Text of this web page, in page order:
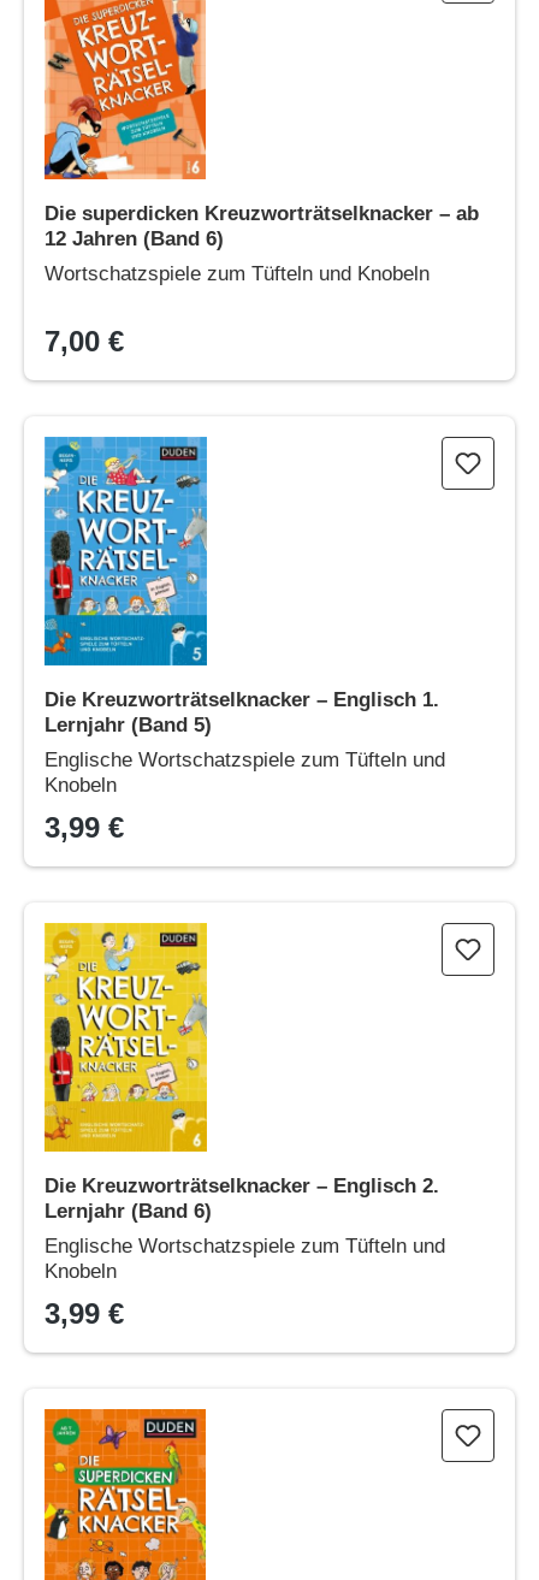
Die superdicken Kreuzworträtselknacker – ab
12 Jahren (Band 6)
Wortschatzspiele zum Tüfteln und Knobeln
7,00 €
Die Kreuzworträtselknacker – Englisch 1. Lernjahr (Band 5)
Die Kreuzworträtselknacker – Englisch 1.
Lernjahr (Band 5)
Englische Wortschatzspiele zum Tüfteln und
Knobeln
3,99 €
Die Kreuzworträtselknacker – Englisch 2. Lernjahr (Band 6)
Die Kreuzworträtselknacker – Englisch 2.
Lernjahr (Band 6)
Englische Wortschatzspiele zum Tüfteln und
Knobeln
3,99 €
Die superdicken Rätselknacker – ab 7 Jahren (Band 9)